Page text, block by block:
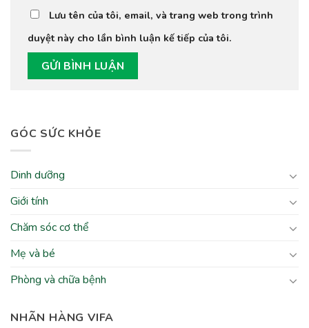
GÓC SỨC KHỎE
Dinh dưỡng
Giới tính
Chăm sóc cơ thể
Mẹ và bé
Phòng và chữa bệnh
NHÃN HÀNG VIFA
Lưu tên của tôi, email, và trang web trong trình
duyệt này cho lần bình luận kế tiếp của tôi.